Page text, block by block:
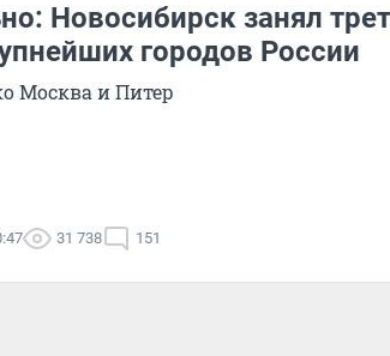
Новосибирск занял
городов России
Москва и Питер
31 738 151